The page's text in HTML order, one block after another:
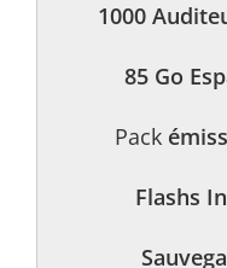
1000
85 Go
Pack
Flashs